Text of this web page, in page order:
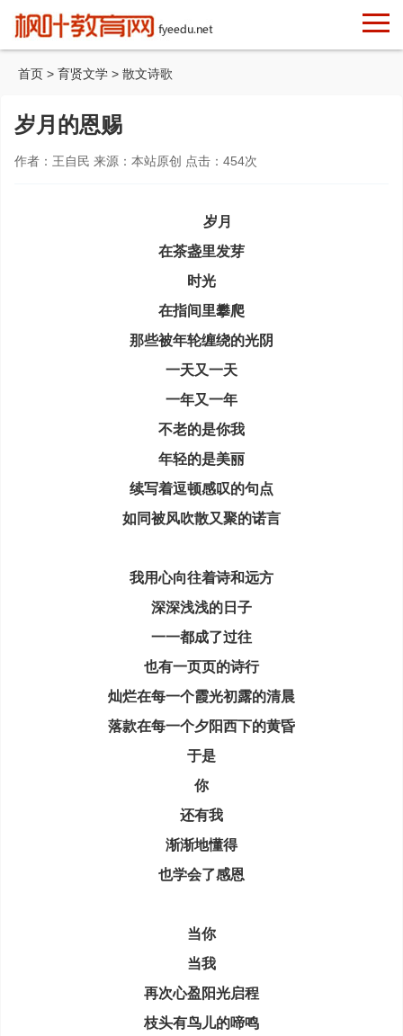
首页 > 育贤文学 > 散文诗歌
岁月的恩赐
作者：王自民 来源：本站原创 点击： 454次
岁月
在茶盏里发芽
时光
在指间里攀爬
那些被年轮缠绕的光阴
一天又一天
一年又一年
不老的是你我
年轻的是美丽
续写着逗顿感叹的句点
如同被风吹散又聚的诺言
我用心向往着诗和远方
深深浅浅的日子
一一都成了过往
也有一页页的诗行
灿烂在每一个霞光初露的清晨
落款在每一个夕阳西下的黄昏
于是
你
还有我
渐渐地懂得
也学会了感恩
当你
当我
再次心盈阳光启程
枝头有鸟儿的啼鸣